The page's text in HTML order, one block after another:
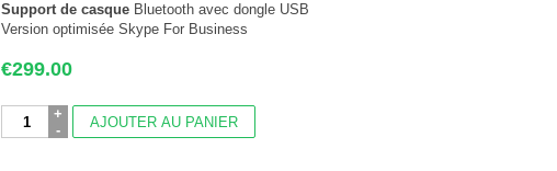
Support de casque Bluetooth avec dongle USB
Version optimisée Skype For Business
€299.00
quantité
de
AJOUTER AU PANIER